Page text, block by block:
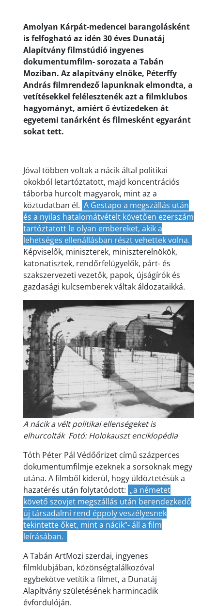
Amolyan Kárpát-medencei barangolásként
is felfogható az idén 30 éves Dunatáj
Alapítvány filmstúdió ingyenes
dokumentumfilm- sorozata a Tabán
Moziban. Az alapítvány elnöke, Péterffy
András filmrendező lapunknak elmondta, a
vetítésekkel felélesztenék azt a filmklubos
hagyományt, amiért ő évtizedeken át
egyetemi tanárként és filmesként egyaránt
sokat tett.
Jóval többen voltak a nácik által politikai
okokból letartóztatott, majd koncentrációs
táborba hurcolt magyarok, mint az a
köztudatban él. A Gestapo a megszállás után
és a nyilas hatalomátvételt követően ezerszám
tartóztatott le olyan embereket, akik a
lehetséges ellenállásban részt vehettek volna.
Képviselők, miniszterek, miniszterelnökök,
katonatisztek, rendőrfelügyelők, párt- és
szakszervezeti vezetők, papok, újságírók és
gazdasági kulcsemberek váltak áldozataikká.
A nácik a vélt politikai ellenségeket is
elhurcolták Fotó: Holokauszt enciklopédia
Tóth Péter Pál Védőőrizet című százperces
dokumentumfilmje ezeknek a sorsoknak megy
utána. A filmből kiderül, hogy üldöztetésük a
hazatérés után folytatódott: „a németet
követő szovjet megszállás után berendezkedő
új társadalmi rend éppoly veszélyesnek
tekintette őket, mint a nácik”- áll a film
leírásában.
A Tabán ArtMozi szerdai, ingyenes
filmklubjában, közönségtalálkozóval
egybekötve vetítik a filmet, a Dunatáj
Alapítvány születésének harmincadik
évfordulóján.